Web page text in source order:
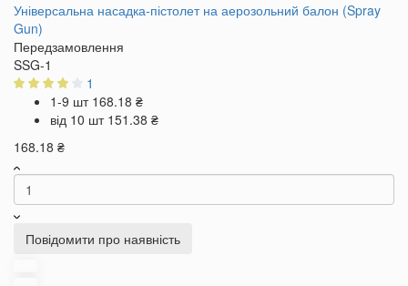
Універсальна насадка-пістолет на аерозольний балон (Spray
Gun)
Передзамовлення
SSG-1
1
1-9 шт 168.18 ₴
від 10 шт 151.38 ₴
168.18 ₴
Повідомити про наявність